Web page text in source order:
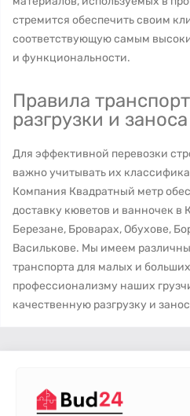
стремится обеспечить своим
соответствующую самым
и функциональности.
Правила
разгрузки и заноса
Для эффективной перевозки
важно учитывать их
Компания Квадратный метр
доставку кюветов и ванночек в
Березане, Броварах, Обухове,
Василькове. Мы имеем
транспорта для малых и
профессионализму наших
качественную разгрузку и